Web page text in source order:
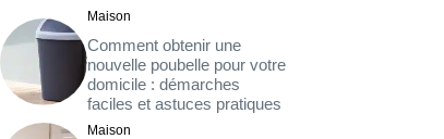
Maison
Comment obtenir une
nouvelle poubelle pour votre
domicile : démarches
faciles et astuces pratiques
Maison